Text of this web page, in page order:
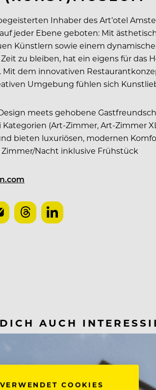
Inhaber des Art’otel
jeder Ebene geboten: Mit
Künstlern sowie einem
zu bleiben, hat ein eigens für das
Mit dem innovativen
Umgebung fühlen sich
meets gehobene
(Art-Zimmer, Art-Zimmer
bieten luxuriösen, modernen
Zimmer/Nacht inklusive Frühstück
AUCH
COOKIES